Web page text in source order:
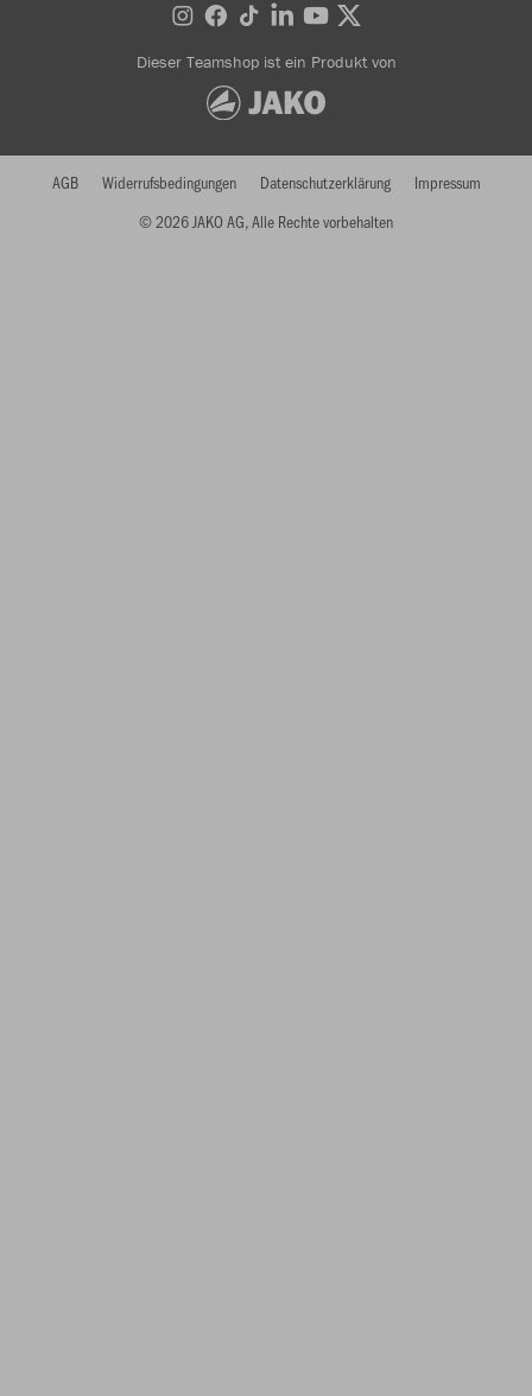
Dieser Teamshop ist ein Produkt von
© 2026 JAKO AG, Alle Rechte vorbehalten
AGB Widerrufsbedingungen Datenschutzerklärung Impressum